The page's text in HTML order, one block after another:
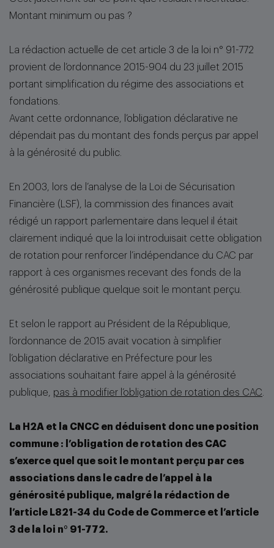
Montant minimum ou pas ?
La rédaction actuelle de cet article 3 de la loi n° 91-772
provient de l’ordonnance 2015-904 du 23 juillet 2015
portant simplification du régime des associations et
fondations.
Avant cette ordonnance, l’obligation déclarative ne
dépendait pas du montant des fonds perçus par appel
à la générosité du public.
En 2003, lors de l’analyse de la Loi de Sécurisation
Financière (LSF), la commission des finances avait
rédigé un rapport parlementaire dans lequel il était
clairement indiqué que la loi introduisait cette obligation
de rotation pour renforcer l’indépendance du CAC par
rapport à ces organismes recevant des fonds de la
générosité publique quelque soit le montant perçu.
Et selon le rapport au Président de la République,
l’ordonnance de 2015 avait vocation à simplifier
l’obligation déclarative en Préfecture pour les
associations souhaitant faire appel à la générosité
publique, pas à modifier l’obligation de rotation des CAC
La H2A et la CNCC en déduisent donc une position
commune : l’obligation de rotation des CAC
s’exerce quel que soit le montant perçu par ces
associations dans le cadre de l’appel à la
générosité publique, malgré la rédaction de
l’article L821-34 du Code de Commerce et l’article
3 de la loi n° 91-772.